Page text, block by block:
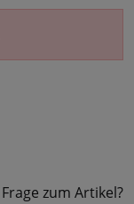
Frage zum Artikel?